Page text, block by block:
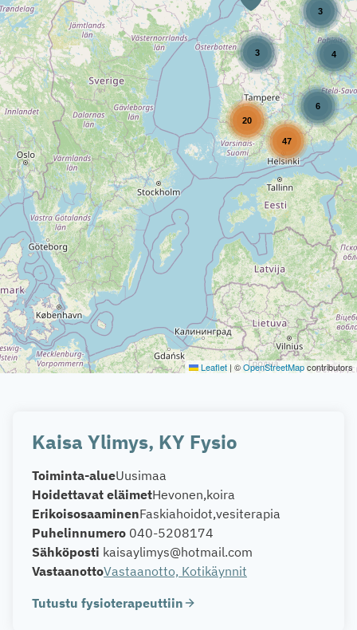
Kaisa Ylimys, KY Fysio
Toiminta-alueUusimaa
Hoidettavat eläimetHevonen koira
ErikoisosaaminenFaskiahoidot vesiterapia
Puhelinnumero 040-5208174
Sähköposti kaisaylimys@hotmail.com
VastaanottoVastaanotto, Kotikäynnit
Tutustu fysioterapeuttiin
3 4
3
6
47
20
Leaflet | ©OpenStreetMapcontributors